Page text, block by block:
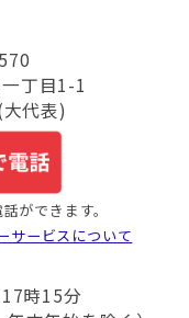
丁目1-1
代表)
ができます。
サービスについて
時15分